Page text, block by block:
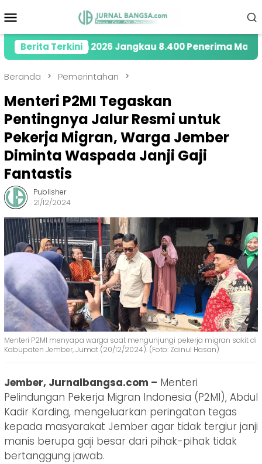
ke
Mobile
Berita Terkini
2026 Jangkau 8.400 Penerima Manfaat melalui
Beranda Pemerintahan
Menteri P2MI Tegaskan
Pentingnya Jalur Resmi untuk
Pekerja Migran, Warga Jember
Diminta Waspada Janji Gaji
Fantastis
Publisher
21/12/2024
Menteri P2MI menyapa warga saat mengunjungi pekerja migran sakit di
Kabupaten Jember, Jumat (20/12/2024). (Foto: Zainul Hasan)
Jember, Jurnalbangsa.com – Menteri
Pelindungan Pekerja Migran Indonesia (P2MI), Abdul
Kadir Karding, mengeluarkan peringatan tegas
kepada masyarakat Jember agar tidak tergiur janji
manis berupa gaji besar dari pihak-pihak tidak
bertanggung jawab.